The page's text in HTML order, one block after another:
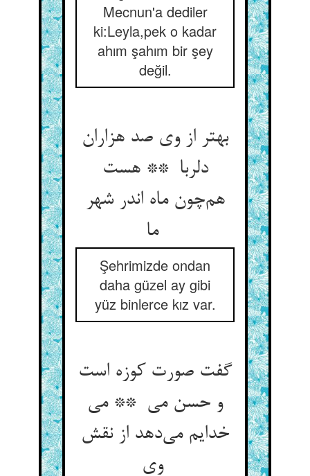
Mecnun'a dediler
ki:Leyla,pek o kadar
ahım şahım bir şey
değil.
بهتر از وی صد هزاران
دلربا ** هست
هم‌چون ماه اندر شهر
ما
Şehrimizde ondan
daha güzel ay gibi
yüz binlerce kız var.
گفت صورت کوزه است
و حسن می ** می
خدایم می‌دهد از نقش
وی